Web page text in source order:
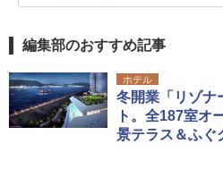
編集部のおすすめ記事
ホテル
冬開業「リゾナ
ト。全187室オ
景テラス＆ふぐ